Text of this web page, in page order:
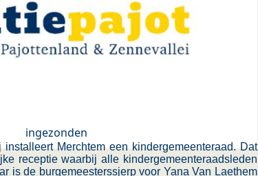
ingezonden
Merchtem een kindergemeenteraad. Dat
receptie waarbij alle kindergemeenteraadsleden
is de burgemeesterssjerp voor Yana Van Laethem